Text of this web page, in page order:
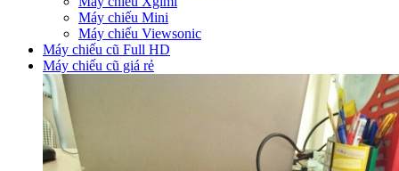
Máy chiếu Mini
Máy chiếu Viewsonic
Máy chiếu cũ Full HD
Máy chiếu cũ giá rẻ